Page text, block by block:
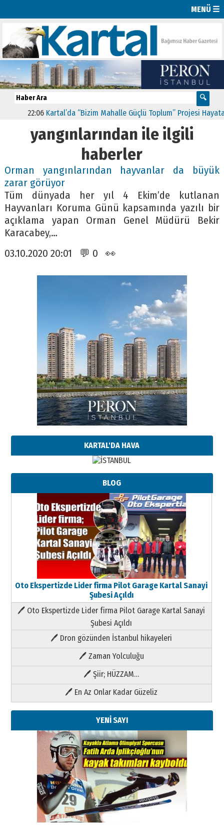
MENÜ ☰
22:06 Kartal’da “Bizim Mahalle Güçlü Toplum” Projesi Hayata
yangınlarından ile ilgili
haberler
Orman yangınlarından hayvanlar da büyük
zarar görüyor
Tüm dünyada her yıl 4 Ekim’de kutlanan
Hayvanları Koruma Günü kapsamında yazılı bir
açıklama yapan Orman Genel Müdürü Bekir
Karacabey,…
03.10.2020 20:01 💬 0 👀
KARTAL'DA HAVA
BLOG
Oto Ekspertizde Lider firma Pilot Garage Kartal Sanayi
Şubesi Açıldı
🖊 Oto Ekspertizde Lider firma Pilot Garage Kartal Sanayi
Şubesi Açıldı
🖊 Dron gözünden İstanbul hikayeleri
🖊 Zaman Yolculuğu
🖊 Şiir; HÜZZAM…
🖊 En Az Onlar Kadar Güzeliz
YENİ SAYI
Kenan GÜLERCİ
Metin Külünk: Aileyi Korumak